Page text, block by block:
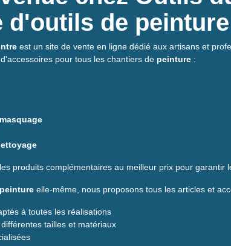
d'outils de
est un site de vente en ligne dédié aux artisans et
pour tous les chantiers de peinture :
produits complémentaires au meilleur prix pour garantir
peinture elle-même, nous proposons tous les articles et
à toutes les réalisations
tailles et matériaux